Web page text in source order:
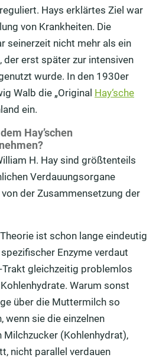
Hays erklärtes Ziel war
von Krankheiten. Die
seinerzeit nicht mehr als ein
erst später zur intensiven
wurde. In den 1930er
Walb die „Original Hay‘sche
ein.
Hay’schen
H. Hay sind größtenteils
Verdauungsorgane
der Zusammensetzung der
ist schon lange eindeutig
Enzyme verdaut
Trakt gleichzeitig problemlos
Warum sonst
über die Muttermilch so
wenn sie die einzelnen
Milchzucker (Kohlenhydrat),
nicht parallel verdauen